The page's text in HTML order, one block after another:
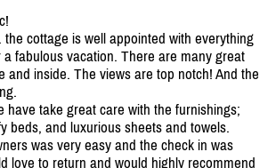
cottage is well appointed with everything
fabulous vacation. There are many great
and inside. The views are top notch! And the
have take great care with the furnishings;
beds, and luxurious sheets and towels.
was very easy and the check in was
love to return and would highly recommend